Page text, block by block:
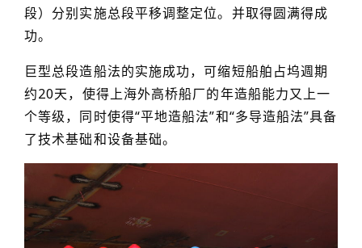
段）分别实施总段平移调整定位。并取得圆满得成
功。
巨型总段造船法的实施成功，可缩短船舶占坞週期
约20天，使得上海外高桥船厂的年造船能力又上一
个等级，同时使得“平地造船法”和“多导造船法”具备
了技术基础和设备基础。